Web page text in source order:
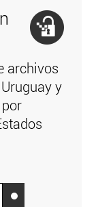
archivos
y
‌